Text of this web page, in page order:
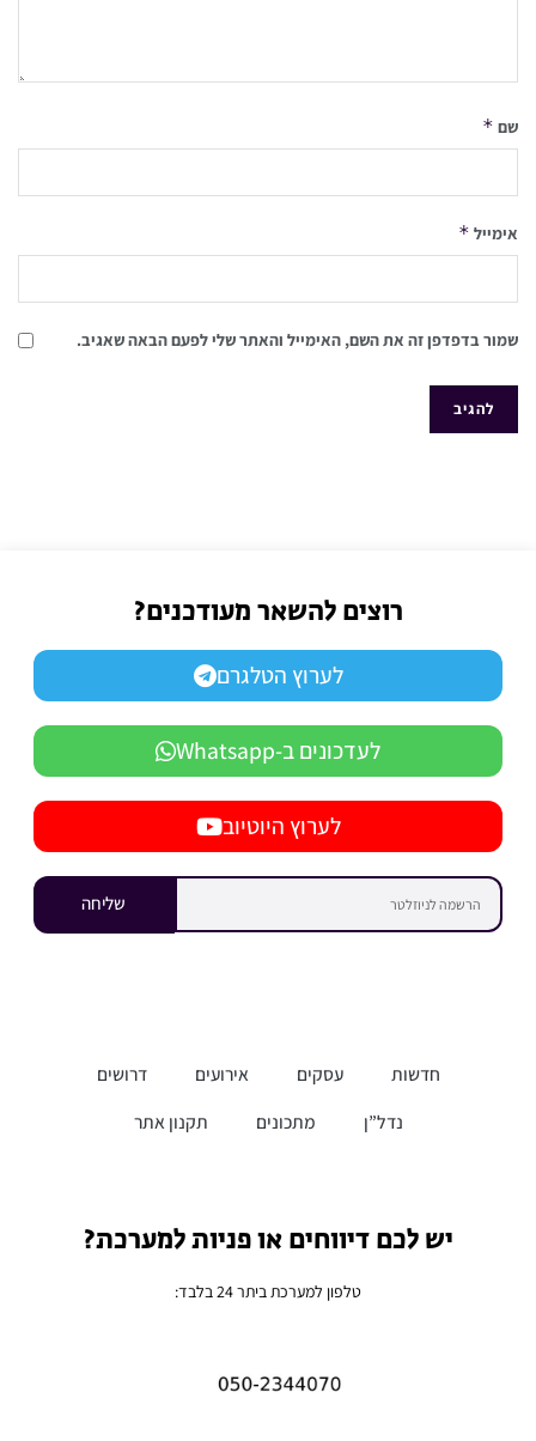
שם *
אימייל *
שמור בדפדפן זה את השם, האימייל והאתר שלי לפעם הבאה שאגיב.
רוצים להשאר מעודכנים?
לערוץ הטלגרם
לעדכונים ב-Whatsapp
לערוץ היוטיוב
שליחה
חדשות עסקים אירועים
דרושים
נדל”ן
מתכונים תקנון אתר
יש לכם דיווחים או פניות למערכת?
טלפון למערכת ביתר 24 בלבד: